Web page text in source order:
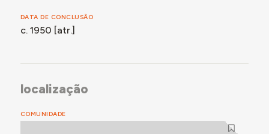
DATA DE CONCLUSÃO
c. 1950 [atr.]
localização
COMUNIDADE